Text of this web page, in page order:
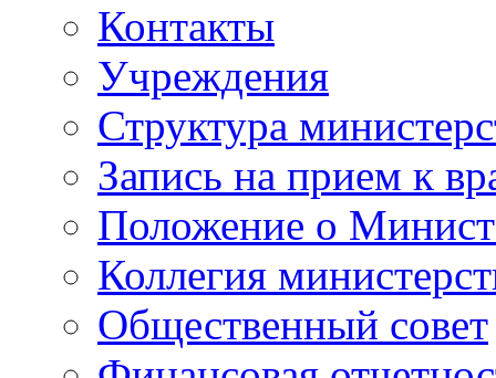
Контакты
Учреждения
Структура
Запись на прием к
Положение о
Коллегия
Общественный совет